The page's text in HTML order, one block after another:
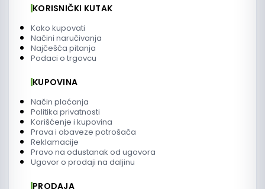
KORISNIČKI KUTAK
Kako kupovati
Načini naručivanja
Najčešća pitanja
Podaci o trgovcu
KUPOVINA
Način plaćanja
Politika privatnosti
Korišćenje i kupovina
Prava i obaveze potrošača
Reklamacije
Pravo na odustanak od ugovora
Ugovor o prodaji na daljinu
PRODAJA